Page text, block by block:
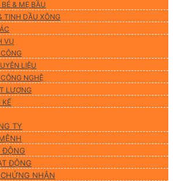
& MẸ BẦU
TINH DẦU XÔNG
VỤ
LIỆU
NGHỆ
LƯỢNG
KẾ
TY
ĐỘNG
ĐỘNG
NHẬN